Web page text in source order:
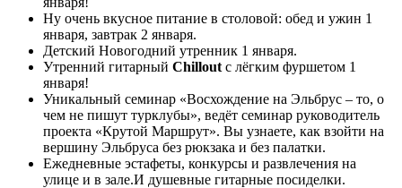
Ну очень вкусное питание в столовой: обед и ужин 1
января, завтрак 2 января.
Детский Новогодний утренник 1 января.
Утренний гитарный Chillout с лёгким фуршетом 1
января!
Уникальный семинар «Восхождение на Эльбрус – то, о
чем не пишут турклубы», ведёт семинар руководитель
проекта «Крутой Маршрут». Вы узнаете, как взойти на
вершину Эльбруса без рюкзака и без палатки.
Ежедневные эстафеты, конкурсы и развлечения на
улице и в зале.И душевные гитарные посиделки.